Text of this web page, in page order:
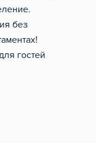
без
гостей